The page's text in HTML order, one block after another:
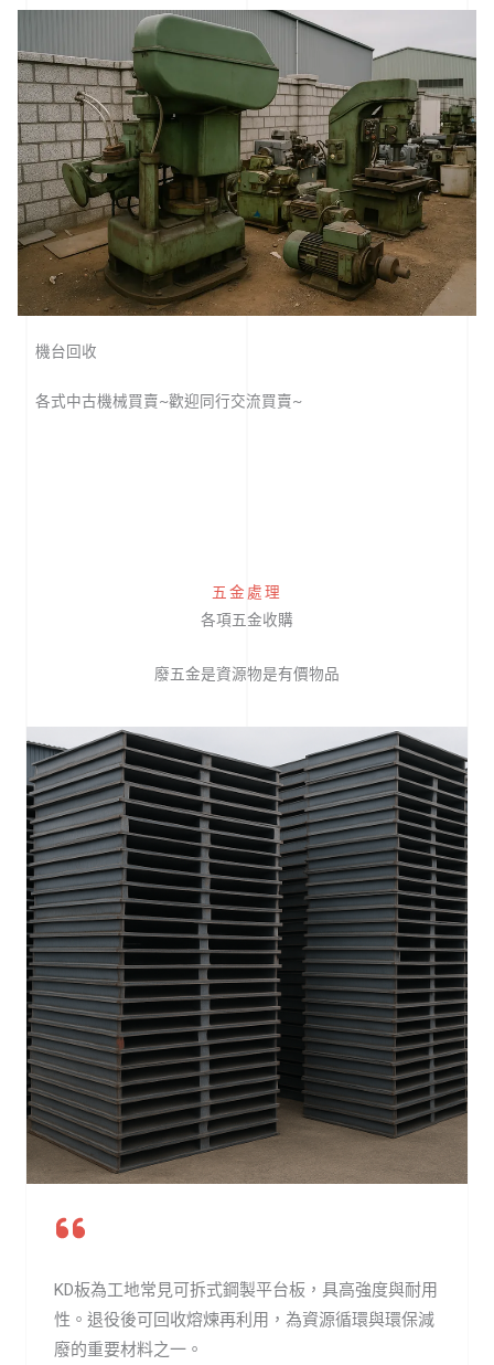
機台回收
各式中古機械買賣~歡迎同行交流買賣~
五金處理
各項五金收購
廢五金是資源物是有價物品
KD板為工地常見可拆式鋼製平台板，具高強度與耐用
性。退役後可回收熔煉再利用，為資源循環與環保減
廢的重要材料之一。